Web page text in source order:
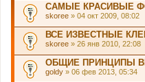
САМЫЕ КРАСИВЫЕ
skoree » 04 окт 2009, 08:02
ВСЕ ИЗВЕСТНЫЕ
skoree » 26 янв 2010, 22:08
ОБЩИЕ ПРИНЦИПЫ
goldy » 06 фев 2013, 05:34